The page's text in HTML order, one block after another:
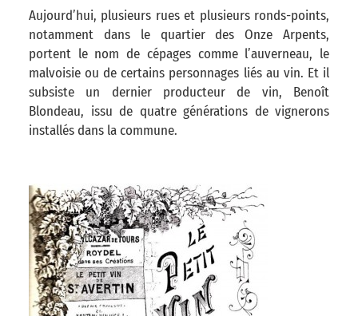
Aujourd’hui, plusieurs rues et plusieurs ronds-points,
notamment dans le quartier des Onze Arpents,
portent le nom de cépages comme l’auverneau, le
malvoisie ou de certains personnages liés au vin. Et il
subsiste un dernier producteur de vin, Benoît
Blondeau, issu de quatre générations de vignerons
installés dans la commune.